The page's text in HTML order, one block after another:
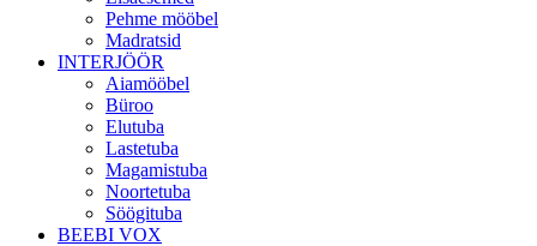
Pehme mööbel
Madratsid
INTERJÖÖR
Aiamööbel
Büroo
Elutuba
Lastetuba
Magamistuba
Noortetuba
Söögituba
BEEBI VOX